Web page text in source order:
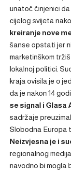
unatoč činjenici
cijelog svijeta
kreiranje nove
šanse opstati jer
marketinškom
lokalnoj politici.
kraja ovisila je o
da je nakon 14
se signal i Glasa
sadržaje
Slobodna Europa
Neizvjesna je i
regionalnog
navodno bi mogla